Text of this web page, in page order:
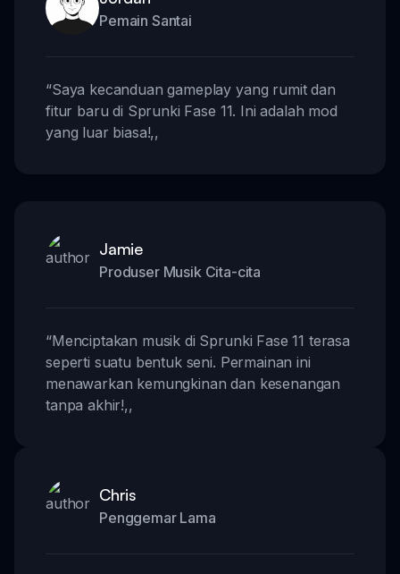
Pemain Santai
“Saya kecanduan gameplay yang rumit dan
fitur baru di Sprunki Fase 11. Ini adalah mod
yang luar biasa!,,
Jamie
Produser Musik Cita-cita
“Menciptakan musik di Sprunki Fase 11 terasa
seperti suatu bentuk seni. Permainan ini
menawarkan kemungkinan dan kesenangan
tanpa akhir!,,
Chris
Penggemar Lama